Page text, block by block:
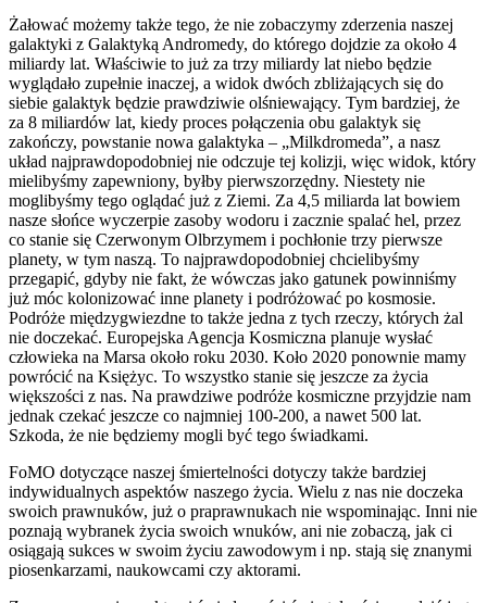
Żałować możemy także tego, że nie zobaczymy zderzenia naszej
galaktyki z Galaktyką Andromedy, do którego dojdzie za około 4
miliardy lat. Właściwie to już za trzy miliardy lat niebo będzie
wyglądało zupełnie inaczej, a widok dwóch zbliżających się do
siebie galaktyk będzie prawdziwie olśniewający. Tym bardziej, że
za 8 miliardów lat, kiedy proces połączenia obu galaktyk się
zakończy, powstanie nowa galaktyka – „Milkdromeda”, a nasz
układ najprawdopodobniej nie odczuje tej kolizji, więc widok, który
mielibyśmy zapewniony, byłby pierwszorzędny. Niestety nie
moglibyśmy tego oglądać już z Ziemi. Za 4,5 miliarda lat bowiem
nasze słońce wyczerpie zasoby wodoru i zacznie spalać hel, przez
co stanie się Czerwonym Olbrzymem i pochłonie trzy pierwsze
planety, w tym naszą. To najprawdopodobniej chcielibyśmy
przegapić, gdyby nie fakt, że wówczas jako gatunek powinniśmy
już móc kolonizować inne planety i podróżować po kosmosie.
Podróże międzygwiezdne to także jedna z tych rzeczy, których żal
nie doczekać. Europejska Agencja Kosmiczna planuje wysłać
człowieka na Marsa około roku 2030. Koło 2020 ponownie mamy
powrócić na Księżyc. To wszystko stanie się jeszcze za życia
większości z nas. Na prawdziwe podróże kosmiczne przyjdzie nam
jednak czekać jeszcze co najmniej 100-200, a nawet 500 lat.
Szkoda, że nie będziemy mogli być tego świadkami.
FoMO dotyczące naszej śmiertelności dotyczy także bardziej
indywidualnych aspektów naszego życia. Wielu z nas nie doczeka
swoich prawnuków, już o praprawnukach nie wspominając. Inni nie
poznają wybranek życia swoich wnuków, ani nie zobaczą, jak ci
osiągają sukces w swoim życiu zawodowym i np. stają się znanymi
piosenkarzami, naukowcami czy aktorami.